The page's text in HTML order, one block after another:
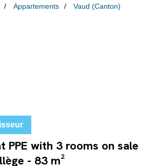
Appartements Vaud (Canton)
PPE with 3 rooms on sale
- 83 m²